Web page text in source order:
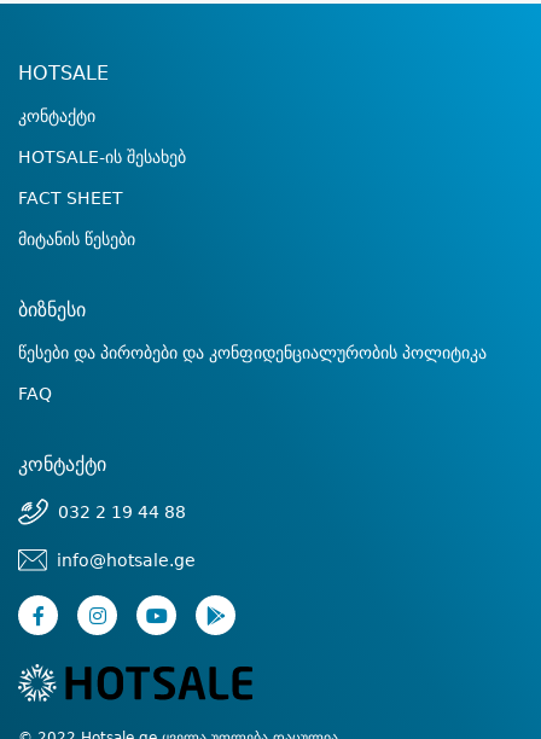
HOTSALE
კონტაქტი
HOTSALE-ის შესახებ
FACT SHEET
მიტანის წესები
ბიზნესი
წესები და პირობები და კონფიდენციალურობის პოლიტიკა
FAQ
კონტაქტი
032 2 19 44 88
info@hotsale.ge